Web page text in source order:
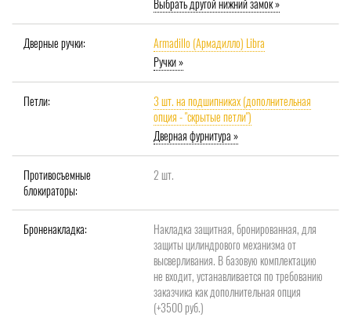
Выбрать другой нижний замок »
Дверные ручки:
Armadillo (Армадилло) Libra
Ручки »
Петли:
3 шт. на подшипниках (дополнительная
опция - "скрытые петли")
Дверная фурнитура »
Противосъемные
блокираторы:
2 шт.
Броненакладка:
Накладка защитная, бронированная, для
защиты цилиндрового механизма от
высверливания. В базовую комплектацию
не входит, устанавливается по требованию
заказчика как дополнительная опция
(+3500 руб.)